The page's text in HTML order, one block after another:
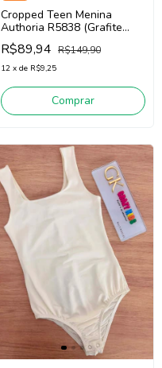
Cropped Teen Menina
Authoria R5838 (Grafite
Escuro)
R$89,94 R$149,90
12 x de R$9,25
Comprar